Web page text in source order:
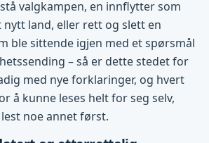
valgkampen, en innflytter som
land, eller rett og slett en
ble sittende igjen med et spørsmål
– så er dette stedet for
med nye forklaringer, og hvert
å kunne leses helt for seg selv,
noe annet først.